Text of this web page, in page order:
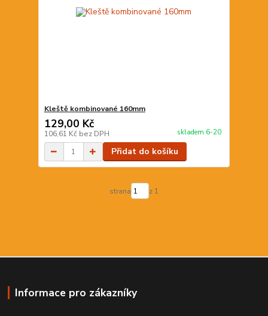
Kleště kombinované 160mm
129,00 Kč
106,61 Kč bez DPH skladem 6-20
Přidat do košíku
strana z 1
Informace pro zákazníky